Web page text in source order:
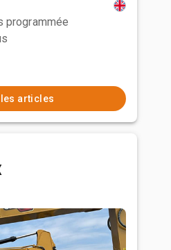
programmée
articles